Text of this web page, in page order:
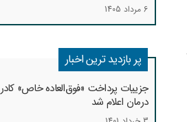
6 مرداد 1405
پر بازدید ترین اخبار
جزییات پرداخت «فوق‌العاده خاص» کادر
درمان اعلام شد